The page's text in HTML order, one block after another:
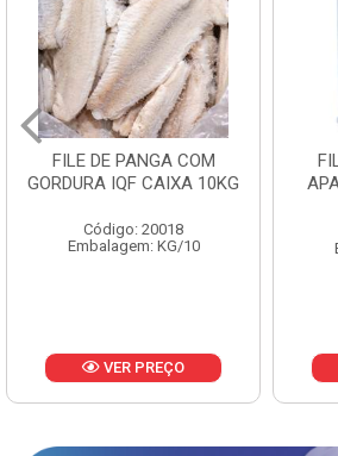
FILE DE PANGA SEMI
APARADO PACOTE 1KG
Código: 20019
Embalagem: KG/10
VER PREÇO